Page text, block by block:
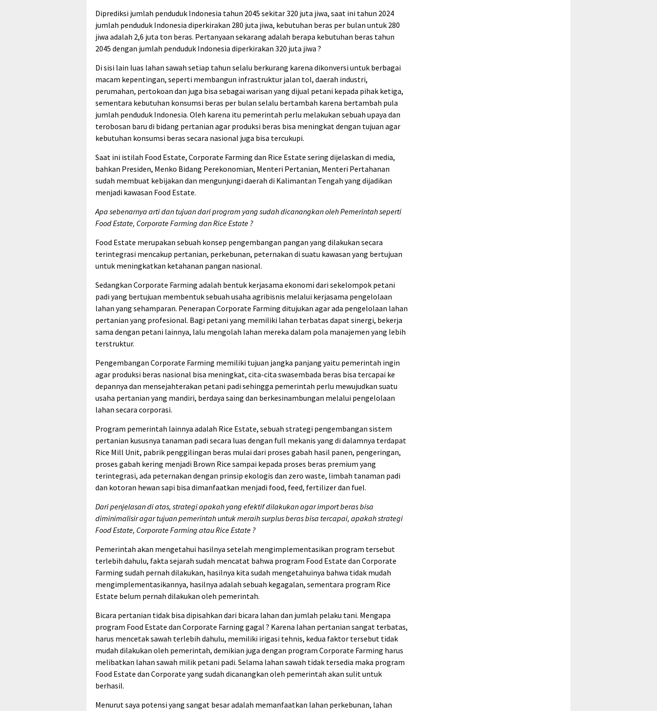
Diprediksi jumlah penduduk Indonesia tahun 2045 sekitar 320 juta jiwa, saat ini tahun 2024
jumlah penduduk Indonesia diperkirakan 280 juta jiwa, kebutuhan beras per bulan untuk 280
jiwa adalah 2,6 juta ton beras. Pertanyaan sekarang adalah berapa kebutuhan beras tahun
2045 dengan jumlah penduduk Indonesia diperkirakan 320 juta jiwa ?
Di sisi lain luas lahan sawah setiap tahun selalu berkurang karena dikonversi untuk berbagai
macam kepentingan, seperti membangun infrastruktur jalan tol, daerah industri,
perumahan, pertokoan dan juga bisa sebagai warisan yang dijual petani kepada pihak ketiga,
sementara kebutuhan konsumsi beras per bulan selalu bertambah karena bertambah pula
jumlah penduduk Indonesia. Oleh karena itu pemerintah perlu melakukan sebuah upaya dan
terobosan baru di bidang pertanian agar produksi beras bisa meningkat dengan tujuan agar
kebutuhan konsumsi beras secara nasional juga bisa tercukupi.
Saat ini istilah Food Estate, Corporate Farming dan Rice Estate sering dijelaskan di media,
bahkan Presiden, Menko Bidang Perekonomian, Menteri Pertanian, Menteri Pertahanan
sudah membuat kebijakan dan mengunjungi daerah di Kalimantan Tengah yang dijadikan
menjadi kawasan Food Estate.
Apa sebenarnya arti dan tujuan dari program yang sudah dicanangkan oleh Pemerintah seperti
Food Estate, Corporate Farming dan Rice Estate ?
Food Estate merupakan sebuah konsep pengembangan pangan yang dilakukan secara
terintegrasi mencakup pertanian, perkebunan, peternakan di suatu kawasan yang bertujuan
untuk meningkatkan ketahanan pangan nasional.
Sedangkan Corporate Farming adalah bentuk kerjasama ekonomi dari sekelompok petani
padi yang bertujuan membentuk sebuah usaha agribisnis melalui kerjasama pengelolaan
lahan yang sehamparan. Penerapan Corporate Farming ditujukan agar ada pengelolaan lahan
pertanian yang profesional. Bagi petani yang memiliki lahan terbatas dapat sinergi, bekerja
sama dengan petani lainnya, lalu mengolah lahan mereka dalam pola manajemen yang lebih
terstruktur.
Pengembangan Corporate Farming memiliki tujuan jangka panjang yaitu pemerintah ingin
agar produksi beras nasional bisa meningkat, cita-cita swasembada beras bisa tercapai ke
depannya dan mensejahterakan petani padi sehingga pemerintah perlu mewujudkan suatu
usaha pertanian yang mandiri, berdaya saing dan berkesinambungan melalui pengelolaan
lahan secara corporasi.
Program pemerintah lainnya adalah Rice Estate, sebuah strategi pengembangan sistem
pertanian kususnya tanaman padi secara luas dengan full mekanis yang di dalamnya terdapat
Rice Mill Unit, pabrik penggilingan beras mulai dari proses gabah hasil panen, pengeringan,
proses gabah kering menjadi Brown Rice sampai kepada proses beras premium yang
terintegrasi, ada peternakan dengan prinsip ekologis dan zero waste, limbah tanaman padi
dan kotoran hewan sapi bisa dimanfaatkan menjadi food, feed, fertilizer dan fuel.
Dari penjelasan di atas, strategi apakah yang efektif dilakukan agar import beras bisa
diminimalisir agar tujuan pemerintah untuk meraih surplus beras bisa tercapai, apakah strategi
Food Estate, Corporate Farming atau Rice Estate ?
Pemerintah akan mengetahui hasilnya setelah mengimplementasikan program tersebut
terlebih dahulu, fakta sejarah sudah mencatat bahwa program Food Estate dan Corporate
Farming sudah pernah dilakukan, hasilnya kita sudah mengetahuinya bahwa tidak mudah
mengimplementasikannya, hasilnya adalah sebuah kegagalan, sementara program Rice
Estate belum pernah dilakukan oleh pemerintah.
Bicara pertanian tidak bisa dipisahkan dari bicara lahan dan jumlah pelaku tani. Mengapa
program Food Estate dan Corporate Farning gagal ? Karena lahan pertanian sangat terbatas,
harus mencetak sawah terlebih dahulu, memiliki irigasi tehnis, kedua faktor tersebut tidak
mudah dilakukan oleh pemerintah, demikian juga dengan program Corporate Farming harus
melibatkan lahan sawah milik petani padi. Selama lahan sawah tidak tersedia maka program
Food Estate dan Corporate yang sudah dicanangkan oleh pemerintah akan sulit untuk
berhasil.
Menurut saya potensi yang sangat besar adalah memanfaatkan lahan perkebunan, lahan